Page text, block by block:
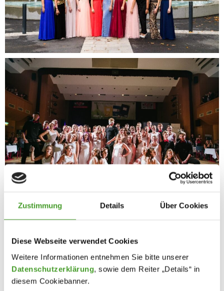
Zustimmung Details Über Cookies
Diese Webseite verwendet Cookies
Weitere Informationen entnehmen Sie bitte unserer
Datenschutzerklärung, sowie dem Reiter „Details“ in
diesem Cookiebanner.